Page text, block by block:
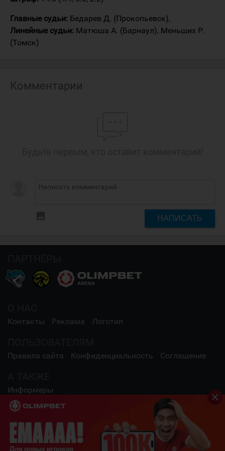
Главные судьи: Бедарев Д. (Прокопьевск),
Линейные судьи: Матюша А. (Барнаул), Меньших Р.
(Томск)
Комментарии
НАПИСАТЬ
Контакты Реклама Логотип
Правила сайта Конфиденциальность Соглашение
Информеры
СОЦИАЛЬНЫЕ СЕТИ